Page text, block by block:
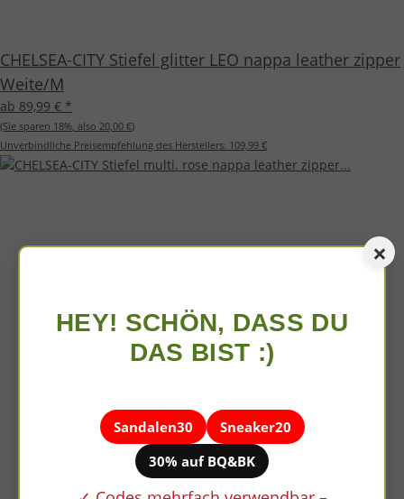
CHELSEA-CITY Stiefel glitter LEO nappa leather zipper
Weite/M
ab 89,99 € *
(Sie sparen 18%, also 20,00 €)
Unverbindliche Preisempfehlung des Herstellers: 109,99 €
×
HEY! SCHÖN, DASS DU
DAS BIST :)
Sandalen30
Sneaker20
30% auf BQ&BK